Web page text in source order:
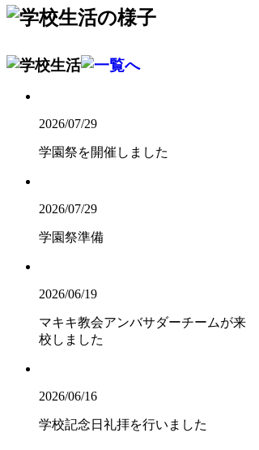
2026/07/29
学園祭を開催しました
2026/07/29
学園祭準備
2026/06/19
マキキ教会アンバサダーチームが来
校しました
2026/06/16
学校記念日礼拝を行いました